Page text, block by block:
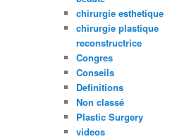
chirurgie esthetique
chirurgie plastique
reconstructrice
Congres
Conseils
Definitions
Non classé
Plastic Surgery
videos